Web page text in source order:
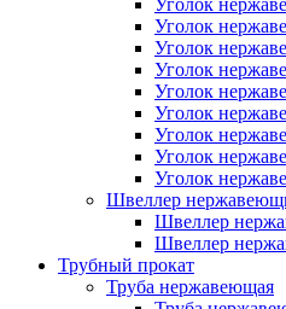
Уголок
Уголок
Уголок
Уголок
Уголок
Уголок
Уголок
Уголок
Швеллер
Швеллер
Швеллер
Трубный прокат
Труба нержавеющая